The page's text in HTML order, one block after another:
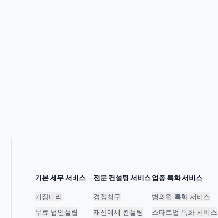
기본 세무 서비스
기장대리
무료 법인설립
전문 컨설팅 서비스
경정청구
재산제세 컨설팅
업종 특화 서비스
병의원 특화 서비스
스타트업 특화 서비스